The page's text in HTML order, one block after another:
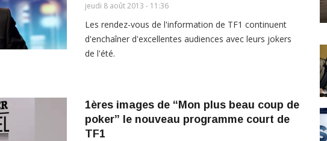
jeudi 8 août 2013 - 11:36
Les rendez-vous de l'information de TF1 continuent
d'enchaîner d'excellentes audiences avec leurs jokers
de l'été.
1ères images de “Mon plus beau coup de
poker” le nouveau programme court de
TF1